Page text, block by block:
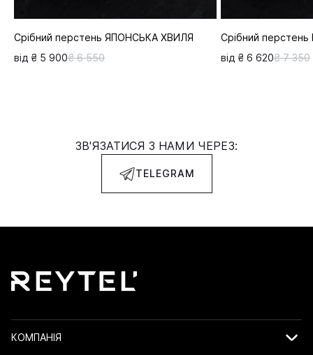
Срібний перстень ЯПОНСЬКА ХВИЛЯ
від ₴ 5 900₴ 6 550
Срібний
від ₴ 6 620₴ 7 350
ЗВ'ЯЗАТИСЯ З НАМИ ЧЕРЕЗ:
TELEGRAM
КОМПАНІЯ